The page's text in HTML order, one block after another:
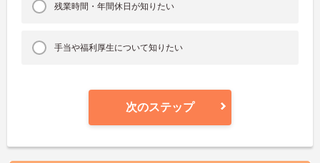
残業時間・年間休日が知りたい
手当や福利厚生について知りたい
次のステップ